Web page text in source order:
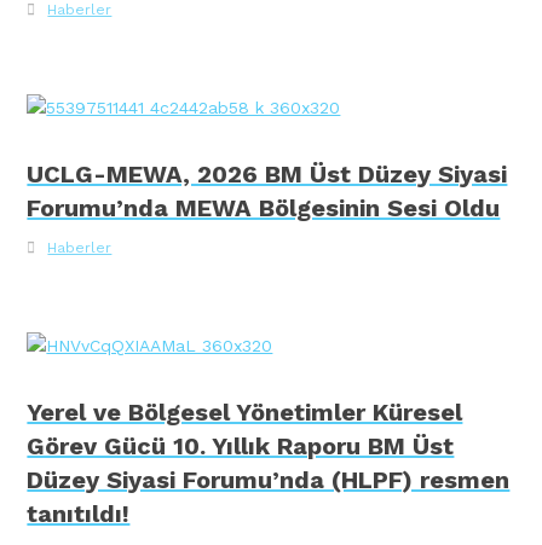
Haberler
UCLG-MEWA, 2026 BM Üst Düzey Siyasi
Forumu’nda MEWA Bölgesinin Sesi Oldu
Haberler
Yerel ve Bölgesel Yönetimler Küresel
Görev Gücü 10. Yıllık Raporu BM Üst
Düzey Siyasi Forumu’nda (HLPF) resmen
tanıtıldı!